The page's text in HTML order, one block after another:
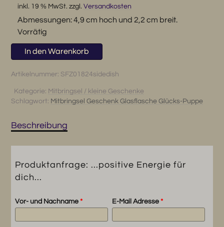
inkl. 19 % MwSt. zzgl. Versandkosten
Abmessungen: 4,9 cm hoch und 2,2 cm breit.
Vorrätig
...positive
Energie
Menge
In den Warenkorb
Artikelnummer: SFZ01824sidedish
Kategorie: Mitbringsel / kleine Geschenke
Schlagwort: Mitbringsel Geschenk Glasflasche Glücks-Puppe
Beschreibung
Produktanfrage: ...positive Energie für
dich...
Vor- und Nachname* E-Mail Adresse *